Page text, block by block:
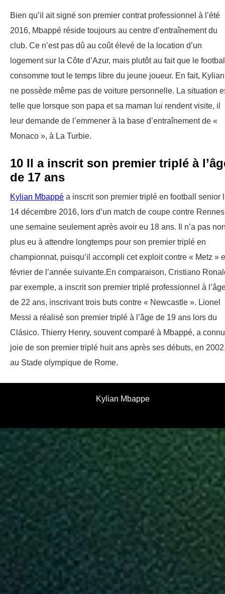
Bien qu’il ait signé son premier contrat professionnel à l’été
2016, Mbappé réside toujours au centre d’entraînement du
club. Ce n’est pas dû au coût élevé de la location d’un
logement sur la Côte d’Azur, mais plutôt au fait que le
consomme tout le temps libre du jeune joueur. En fait, Kylian
ne possède même pas de voiture personnelle. La situation
telle que lorsque son papa et sa maman lui rendent visite, il
leur demande de l’emmener à la base d’entraînement de «
Monaco », à La Turbie.
10 Il a inscrit son premier triplé à
de 17 ans
Kylian Mbappé a inscrit son premier triplé en football senior
14 décembre 2016, lors d’un match de coupe contre
une semaine seulement après avoir eu 18 ans. Il n’a pas
plus eu à attendre longtemps pour son premier triplé en
championnat, puisqu’il accompli cet exploit contre « Metz »
février de l’année suivante.En comparaison, Cristiano
par exemple, a inscrit son premier triplé professionnel à
de 22 ans, inscrivant trois buts contre « Newcastle ». Lionel
Messi a réalisé son premier triplé à l’âge de 19 ans lors du
Clásico. Thierry Henry, souvent comparé à Mbappé, a
joie de son premier triplé huit ans après ses débuts, en
au Stade olympique de Rome.
Kylian Mbappe